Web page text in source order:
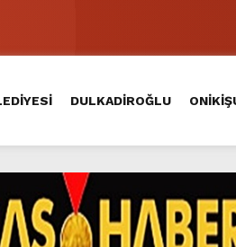
Yatırımını Tamamladı.
Kesti.
Serimini Sürdürüyor.
Asfalta Hazırlıyor.
Yol Yatırımı.
Bir Aradaydı.
Akıcı Hale Geliyor.
DULKADİROĞLU